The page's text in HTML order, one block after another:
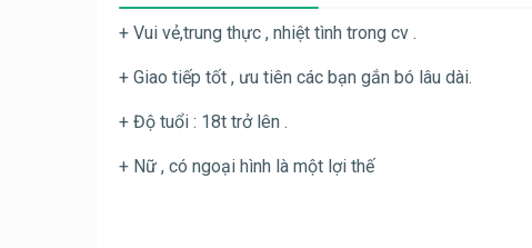
+ Vui vẻ,trung thực , nhiệt tình trong cv .
+ Giao tiếp tốt , ưu tiên các bạn gắn bó lâu dài.
+ Độ tuổi : 18t trở lên .
+ Nữ , có ngoại hình là một lợi thế